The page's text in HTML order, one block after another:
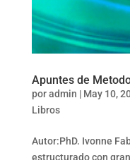
Apuntes de
poradmin | May 10,
Libros
Autor:PhD. Ivonne
estructurado con